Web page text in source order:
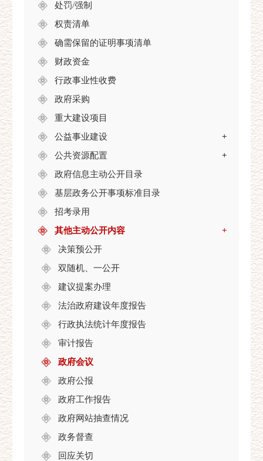
处罚/强制
权责清单
确需保留的证明事项清单
财政资金
行政事业性收费
政府采购
重大建设项目
公益事业建设
+
公共资源配置
+
政府信息主动公开目录
基层政务公开事项标准目录
招考录用
其他主动公开内容
+
决策预公开
双随机、一公开
建议提案办理
法治政府建设年度报告
行政执法统计年度报告
审计报告
政府会议
政府公报
政府工作报告
政府网站抽查情况
政务督查
回应关切